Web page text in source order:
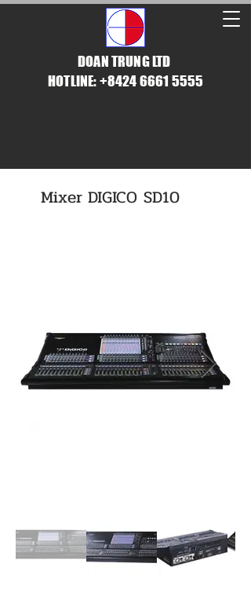
DOAN TRUNG LTD
HOTLINE: +8424 6661 5555
Mixer DIGICO SD10